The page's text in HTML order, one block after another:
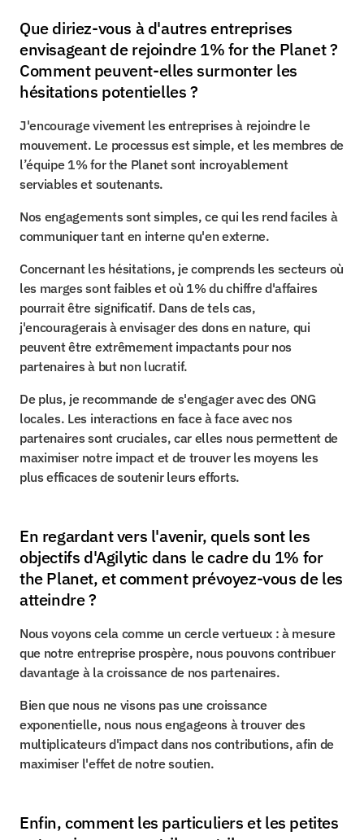
Que diriez-vous à d'autres entreprises
envisageant de rejoindre 1% for the Planet ?
Comment peuvent-elles surmonter les
hésitations potentielles ?
J'encourage vivement les entreprises à rejoindre le
mouvement. Le processus est simple, et les membres de
l’équipe 1% for the Planet sont incroyablement
serviables et soutenants.
Nos engagements sont simples, ce qui les rend faciles à
communiquer tant en interne qu'en externe.
Concernant les hésitations, je comprends les secteurs où
les marges sont faibles et où 1% du chiffre d'affaires
pourrait être significatif. Dans de tels cas,
j'encouragerais à envisager des dons en nature, qui
peuvent être extrêmement impactants pour nos
partenaires à but non lucratif.
De plus, je recommande de s'engager avec des ONG
locales. Les interactions en face à face avec nos
partenaires sont cruciales, car elles nous permettent de
maximiser notre impact et de trouver les moyens les
plus efficaces de soutenir leurs efforts.
En regardant vers l'avenir, quels sont les
objectifs d'Agilytic dans le cadre du 1% for
the Planet, et comment prévoyez-vous de les
atteindre ?
Nous voyons cela comme un cercle vertueux : à mesure
que notre entreprise prospère, nous pouvons contribuer
davantage à la croissance de nos partenaires.
Bien que nous ne visons pas une croissance
exponentielle, nous nous engageons à trouver des
multiplicateurs d'impact dans nos contributions, afin de
maximiser l'effet de notre soutien.
Enfin, comment les particuliers et les petites